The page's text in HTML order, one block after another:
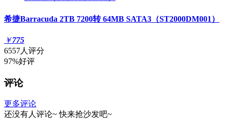
希捷Barracuda 2TB 7200转 64MB SATA3（ST2000DM001）
￥775
6557人评分
97%好评
评论
更多评论
还没有人评论~ 快来抢沙发吧~